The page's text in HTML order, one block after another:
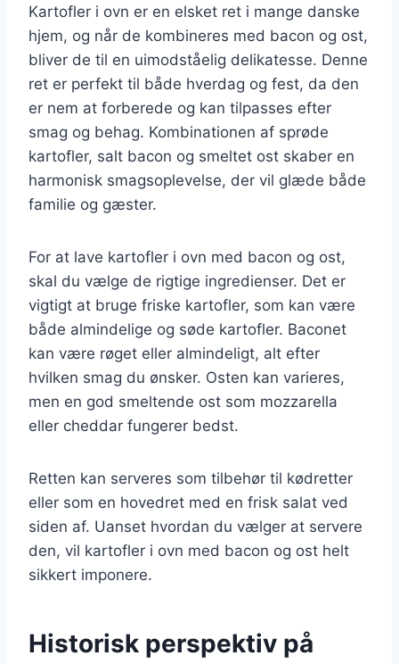
Kartofler i ovn er en elsket ret i mange danske
hjem, og når de kombineres med bacon og ost,
bliver de til en uimodståelig delikatesse. Denne
ret er perfekt til både hverdag og fest, da den
er nem at forberede og kan tilpasses efter
smag og behag. Kombinationen af sprøde
kartofler, salt bacon og smeltet ost skaber en
harmonisk smagsoplevelse, der vil glæde både
familie og gæster.
For at lave kartofler i ovn med bacon og ost,
skal du vælge de rigtige ingredienser. Det er
vigtigt at bruge friske kartofler, som kan være
både almindelige og søde kartofler. Baconet
kan være røget eller almindeligt, alt efter
hvilken smag du ønsker. Osten kan varieres,
men en god smeltende ost som mozzarella
eller cheddar fungerer bedst.
Retten kan serveres som tilbehør til kødretter
eller som en hovedret med en frisk salat ved
siden af. Uanset hvordan du vælger at servere
den, vil kartofler i ovn med bacon og ost helt
sikkert imponere.
Historisk perspektiv på